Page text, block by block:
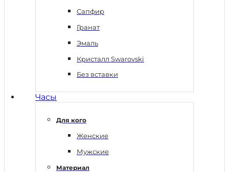
Сапфир
Гранат
Эмаль
Кристалл Swarovski
Без вставки
Часы
Для кого
Женские
Мужские
Материал